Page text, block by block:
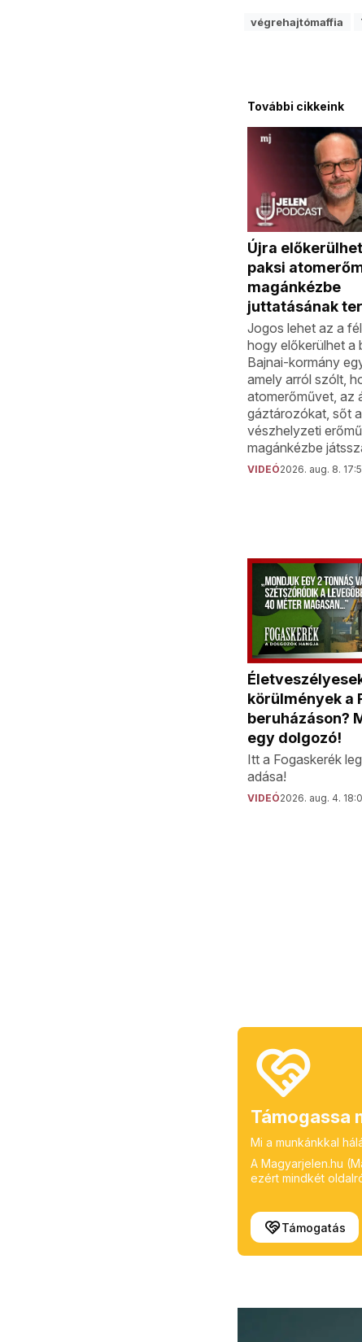
végrehajtómaffia
További cikkeink
Újra
paksi
magánkézbe
juttatásának
Jogos lehet az a
hogy előkerülhet a
Bajnai-kormány
amely arról szólt,
atomerőművet, az
gáztározókat, sőt a
vészhelyzeti
magánkézbe
VIDEÓ2026. aug. 8.
körülmények a
beruházáson?
egy dolgozó!
Itt a Fogaskerék
adása!
VIDEÓ2026. aug. 4.
Támogassa
Mi a munkánkkal
A Magyarjelen.hu
ezért mindkét
Támogatás